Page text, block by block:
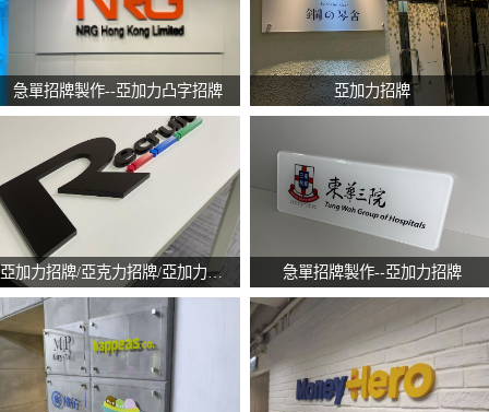
急單招牌製作--亞加力凸字招牌 亞加力招牌
亞加力招牌/亞克力招牌/亞加力凸字 急單招牌製作--亞加力招牌